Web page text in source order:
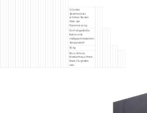
5. Großer
Speicherplatz
erhöhen Sie den
Wert der
Raumnutzung
Fünf eingedickte
Kartons mit
maßgeschneidertem
Schaumstoff
60 kg
Büro, Schule,
Krankenhaus, Hotel,
Bank, Flughafen
usw.